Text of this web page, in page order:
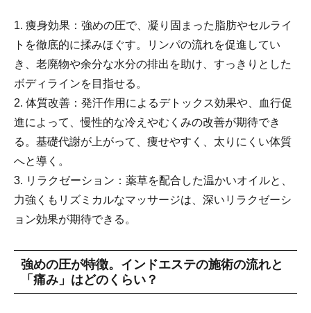
1. 痩身効果：強めの圧で、凝り固まった脂肪やセルライ
トを徹底的に揉みほぐす。リンパの流れを促進してい
き、老廃物や余分な水分の排出を助け、すっきりとした
ボディラインを目指せる。
2. 体質改善：発汗作用によるデトックス効果や、血行促
進によって、慢性的な冷えやむくみの改善が期待でき
る。基礎代謝が上がって、痩せやすく、太りにくい体質
へと導く。
3. リラクゼーション：薬草を配合した温かいオイルと、
力強くもリズミカルなマッサージは、深いリラクゼーシ
ョン効果が期待できる。
強めの圧が特徴。インドエステの施術の流れと
「痛み」はどのくらい？